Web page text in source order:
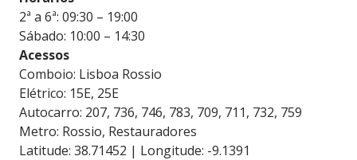
2ª a 6ª: 09:30 – 19:00
Sábado: 10:00 – 14:30
Acessos
Comboio: Lisboa Rossio
Elétrico: 15E, 25E
Autocarro: 207, 736, 746, 783, 709, 711, 732, 759
Metro: Rossio, Restauradores
Latitude: 38.71452 | Longitude: -9.1391